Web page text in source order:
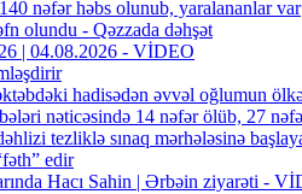
nəfər həbs olunub, yaralananlar var
olundu - Qəzzada dəhşət
| 04.08.2026 - VİDEO
hadisədən əvvəl oğlumun
nəticəsində 14 nəfər ölüb, 27
tezliklə sınaq mərhələsinə
edir
Hacı Sahin | Ərbəin ziyarəti -